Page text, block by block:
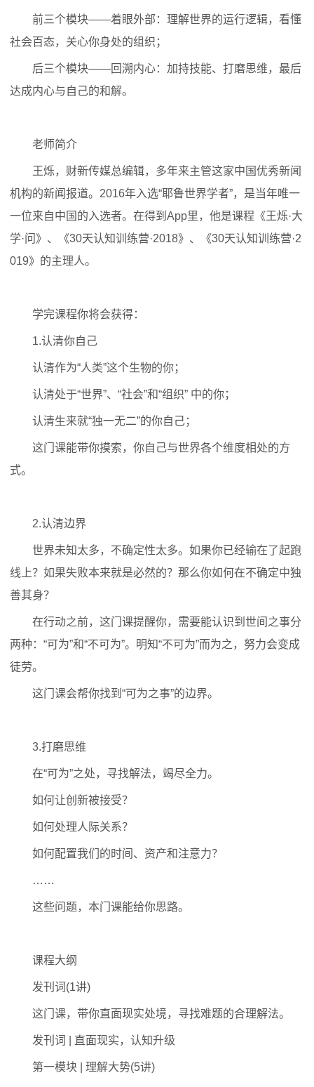
前三个模块——着眼外部：理解世界的运行逻辑，看懂
社会百态，关心你身处的组织；
后三个模块——回溯内心：加持技能、打磨思维，最后
达成内心与自己的和解。
老师简介
王烁，财新传媒总编辑，多年来主管这家中国优秀新闻
机构的新闻报道。2016年入选“耶鲁世界学者”，是当年唯一
一位来自中国的入选者。在得到App里，他是课程《王烁·大
学·问》、《30天认知训练营·2018》、《30天认知训练营·2
019》的主理人。
学完课程你将会获得：
1.认清你自己
认清作为“人类”这个生物的你；
认清处于“世界”、“社会”和“组织” 中的你；
认清生来就“独一无二”的你自己；
这门课能带你摸索，你自己与世界各个维度相处的方
式。
2.认清边界
世界未知太多，不确定性太多。如果你已经输在了起跑
线上？如果失败本来就是必然的？那么你如何在不确定中独
善其身？
在行动之前，这门课提醒你，需要能认识到世间之事分
两种：“可为”和“不可为”。明知“不可为”而为之，努力会变成
徒劳。
这门课会帮你找到“可为之事”的边界。
3.打磨思维
在“可为”之处，寻找解法，竭尽全力。
如何让创新被接受？
如何处理人际关系？
如何配置我们的时间、资产和注意力？
……
这些问题，本门课能给你思路。
课程大纲
发刊词(1讲)
这门课，带你直面现实处境，寻找难题的合理解法。
发刊词 | 直面现实，认知升级
第一模块 | 理解大势(5讲)